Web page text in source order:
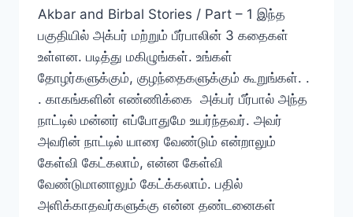
Akbar and Birbal Stories / Part – 1 இந்த
பகுதியில் அக்பர் மற்றும் பீர்பாலின் 3 கதைகள்
உள்ளன. படித்து மகிழுங்கள். உங்கள்
தோழர்களுக்கும், குழந்தைகளுக்கும் கூறுங்கள். .
. காகங்களின் எண்ணிக்கை அக்பர் பீர்பால் அந்த
நாட்டில் மன்னர் எப்போதுமே உயர்ந்தவர். அவர்
அவரின் நாட்டில் யாரை வேண்டும் என்றாலும்
கேள்வி கேட்கலாம், என்ன கேள்வி
வேண்டுமானாலும் கேட்க்கலாம். பதில்
அளிக்காதவர்களுக்கு என்ன தண்டனைகள்